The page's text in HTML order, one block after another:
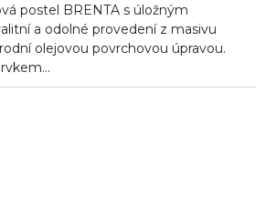
postel BRENTA s úložným
a odolné provedení z masivu
olejovou povrchovou úpravou.